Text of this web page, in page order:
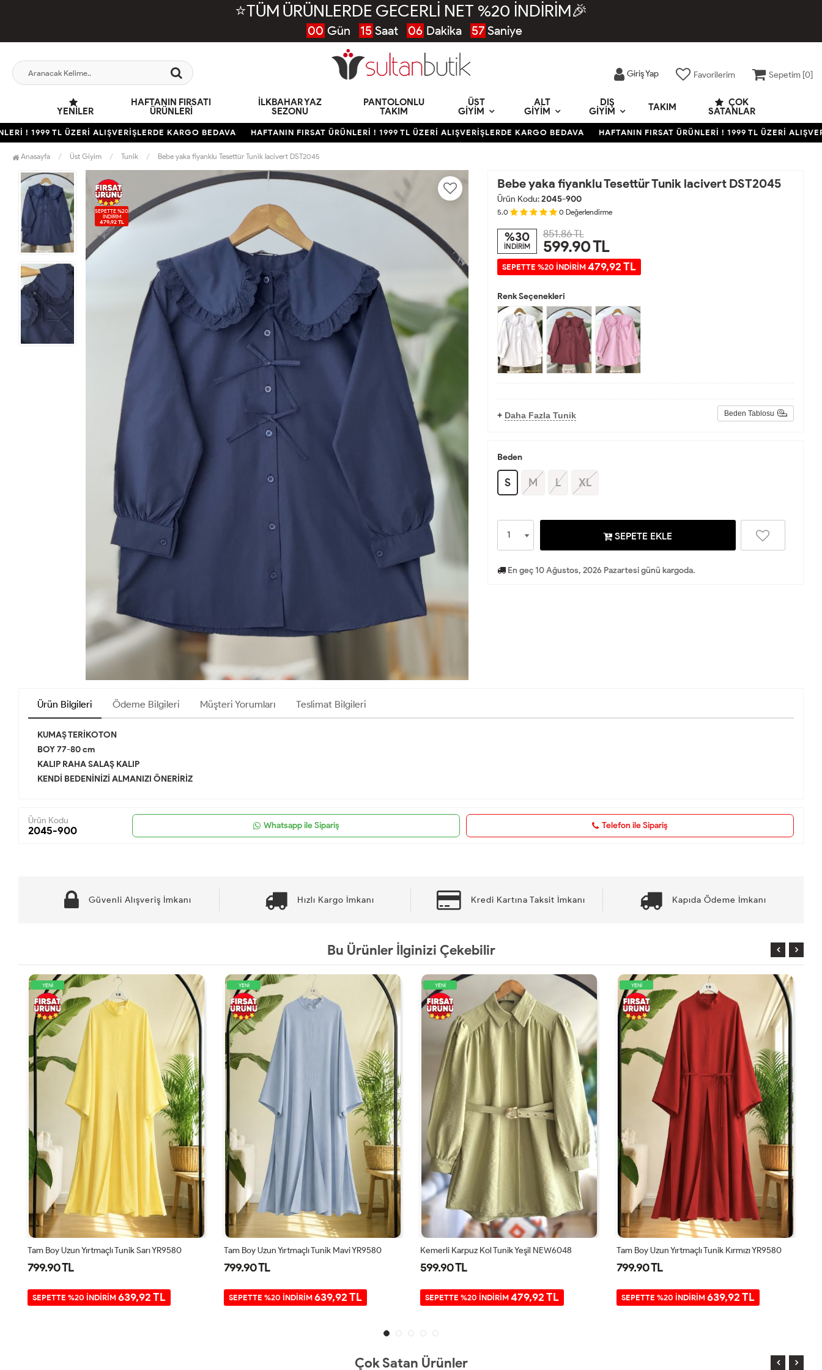
⭐TÜM ÜRÜNLERDE GECERLİ NET %20 İNDİRİM🎉
00 Gün 15 Saat 06 Dakika 56 Saniye
Giriş Yap Favorilerim Sepetim [0]
YENILER
HAFTANIN FIRSATI
ÜRÜNLERİ
İLKBAHAR YAZ
SEZONU
PANTOLONLU
TAKIM
ÜST
GIYIM
ALT
GIYIM
DIŞ
GIYIM
TAKIM
ÇOK
SATANLAR
1999 TL ÜZERİ ALIŞVERİŞLERDE KARGO BEDAVA HAFTANIN FIRSAT ÜRÜNLERİ ! 1999 TL ÜZERİ ALIŞVERİŞLERDE KARGO BEDAVA HAFTANIN FIRSAT ÜRÜNLERİ ! 1999 TL ÜZERİ
Anasayfa Üst Giyim Tunik Bebe yaka fiyanklu Tesettür Tunik lacivert DST2045
SEPETTE %20
İNDİRİM
479,92 TL
Bebe yaka fiyanklu Tesettür Tunik lacivert DST2045
Ürün Kodu:2045-900
5.0 0 Değerlendirme
%30
İNDİRİM
851.86 TL
599.90TL
SEPETTE %20 İNDİRİM 479,92 TL
Renk Seçenekleri
+ Daha Fazla Tunik Beden Tablosu
Beden
S M L XL
SEPETE EKLE
En geç 10 Ağustos, 2026 Pazartesi günü kargoda.
Ürün Bilgileri Ödeme Bilgileri Müşteri Yorumları Teslimat Bilgileri
KUMAŞ TERİKOTON
BOY 77-80 cm
KALIP RAHA SALAŞ KALIP
KENDİ BEDENİNİZİ ALMANIZI ÖNERİRİZ
Ürün Kodu
2045-900 Whatsapp ile Sipariş Telefon ile Sipariş
Güvenli Alışveriş İmkanı Hızlı Kargo İmkanı Kredi Kartına Taksit İmkanı Kapıda Ödeme İmkanı
Bu Ürünler İlginizi Çekebilir
YENİ
Tam Boy Uzun Yırtmaçlı Tunik Sarı YR9580
799.90 TL
SEPETTE %20 İNDİRİM 639,92 TL
YENİ
Tam Boy Uzun Yırtmaçlı Tunik Mavi YR9580
799.90 TL
SEPETTE %20 İNDİRİM 639,92 TL
YENİ
Kemerli Karpuz Kol Tunik Yeşil NEW6048
599.90 TL
SEPETTE %20 İNDİRİM 479,92 TL
YENİ
Tam Boy Uzun Yırtmaçlı Tunik Kırmızı YR9580
799.90 TL
SEPETTE %20 İNDİRİM 639,92 TL
Çok Satan Ürünler